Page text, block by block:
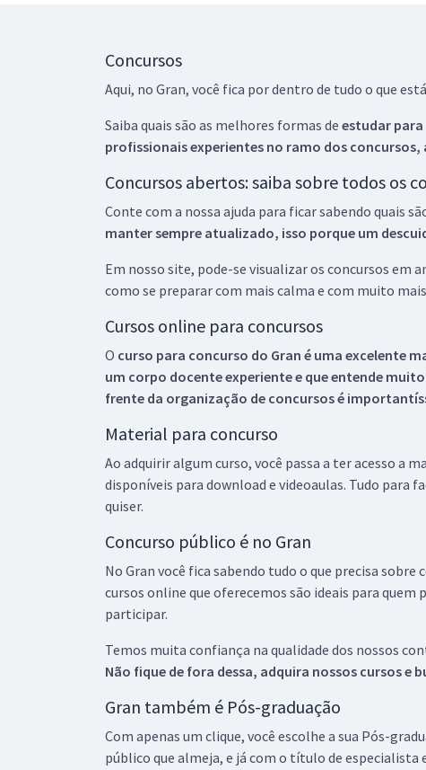
Concursos
Aqui, no Gran, você fica por dentro de tudo o que
Saiba quais são as melhores formas de estudar para
profissionais experientes no ramo dos concursos,
Concursos abertos: saiba sobre todos os
Conte com a nossa ajuda para ficar sabendo quais
manter sempre atualizado, isso porque um
Em nosso site, pode-se visualizar os concursos em
como se preparar com mais calma e com muito
Cursos online para concursos
O curso para concurso do Gran é uma excelente
um corpo docente experiente e que entende
frente da organização de concursos é
Material para concurso
Ao adquirir algum curso, você passa a ter acesso a
disponíveis para download e videoaulas. Tudo para
quiser.
Concurso público é no Gran
No Gran você fica sabendo tudo o que precisa
cursos online que oferecemos são ideais para
participar.
Temos muita confiança na qualidade dos nossos
Não fique de fora dessa, adquira nossos cursos
Gran também é Pós-graduação
Com apenas um clique, você escolhe a sua Pós-
público que almeja, e já com o título de especialista